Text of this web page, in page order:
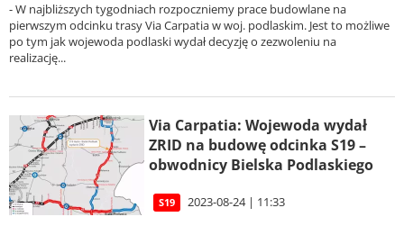
- W najbliższych tygodniach rozpoczniemy prace budowlane na
pierwszym odcinku trasy Via Carpatia w woj. podlaskim. Jest to możliwe
po tym jak wojewoda podlaski wydał decyzję o zezwoleniu na
realizację...
Via Carpatia: Wojewoda wydał
ZRID na budowę odcinka S19 –
obwodnicy Bielska Podlaskiego
S19 2023-08-24 | 11:33